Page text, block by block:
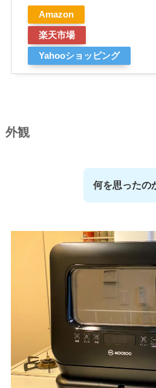
Amazon
楽天市場
Yahooショッピング
外観
何を思ったの